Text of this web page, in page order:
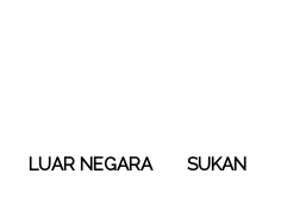
LUAR NEGARA SUKAN